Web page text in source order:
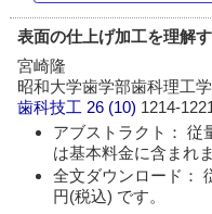
表面の仕上げ加工を理解
宮崎隆
昭和大学歯学部歯科理工
歯科技工 26 (10) 1214-
アブストラクト： 従
は基本料金に含まれま
全文ダウンロード：
円(税込) です。